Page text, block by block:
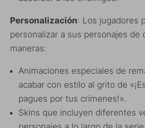
Personalización: Los jugadores
personalizar a sus personajes de
maneras:
Animaciones especiales de
acabar con estilo al grito de
pagues por tus crímenes!».
Skins que incluyen diferentes